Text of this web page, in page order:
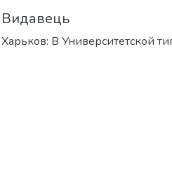
Видавець
Харьков: В Университетской